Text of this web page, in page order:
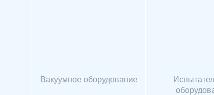
Вакуумное оборудование